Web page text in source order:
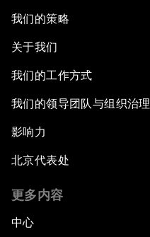
我们的策略
关于我们
我们的工作方式
我们的领导团队与组织治理
影响力
北京代表处
更多内容
中心